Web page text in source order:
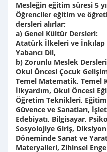
Mesleğin eğitim süresi 5
Öğrenciler eğitim ve
dersleri alırlar;
a) Genel Kültür Dersleri:
Atatürk İlkeleri ve İnkılap
Yabancı Dil,
b) Zorunlu Meslek
Okul Öncesi Çocuk
Temel Matematik, Temel
İlkyardım, Okul Öncesi
Öğretim Teknikleri,
Güvence ve Sanatları,
Edebiyatı, Bilgisayar,
Sosyolojiye Giriş,
Döneminde Sanat ve
Materyalleri, Zihinsel